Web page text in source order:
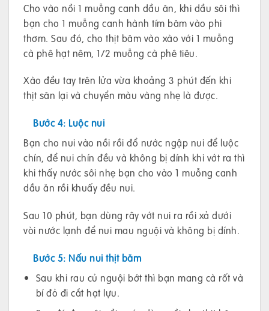
Cho vào nồi 1 muỗng canh dầu ăn, khi dầu sôi thì
bạn cho 1 muỗng canh hành tím băm vào phi
thơm. Sau đó, cho thịt băm vào xào với 1 muỗng
cà phê hạt nêm, 1/2 muỗng cà phê tiêu.
Xào đều tay trên lửa vừa khoảng 3 phút đến khi
thịt săn lại và chuyển màu vàng nhẹ là được.
Bước 4: Luộc nui
Bạn cho nui vào nồi rồi đổ nước ngập nui để luộc
chín, để nui chín đều và không bị dính khi vớt ra thì
khi thấy nước sôi nhẹ bạn cho vào 1 muỗng canh
dầu ăn rồi khuấy đều nui.
Sau 10 phút, bạn dùng rây vớt nui ra rồi xả dưới
vòi nước lạnh để nui mau nguội và không bị dính.
Bước 5: Nấu nui thịt băm
Sau khi rau củ nguội bớt thì bạn mang cà rốt và
bí đỏ đi cắt hạt lựu.